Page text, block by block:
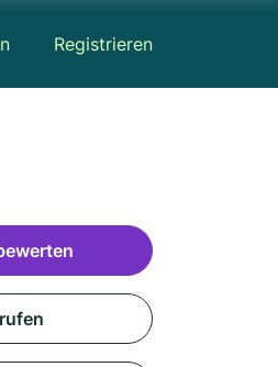
Registrieren